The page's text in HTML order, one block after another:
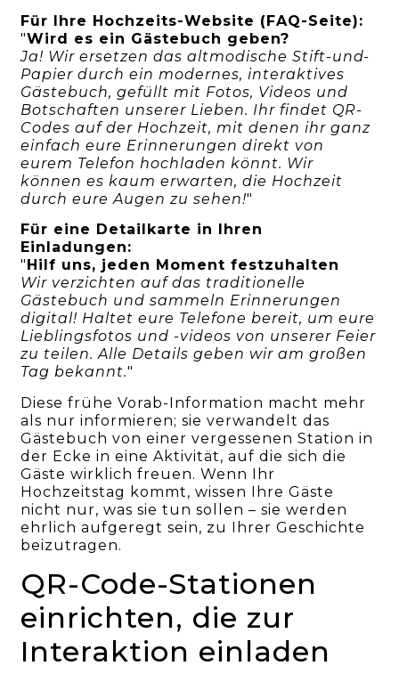
Für Ihre Hochzeits-Website (FAQ-Seite):
"Wird es ein Gästebuch geben?
Ja! Wir ersetzen das altmodische Stift-und-
Papier durch ein modernes, interaktives
Gästebuch, gefüllt mit Fotos, Videos und
Botschaften unserer Lieben. Ihr findet QR-
Codes auf der Hochzeit, mit denen ihr ganz
einfach eure Erinnerungen direkt von
eurem Telefon hochladen könnt. Wir
können es kaum erwarten, die Hochzeit
durch eure Augen zu sehen!"
Für eine Detailkarte in Ihren
Einladungen:
" Hilf uns, jeden Moment festzuhalten
Wir verzichten auf das traditionelle
Gästebuch und sammeln Erinnerungen
digital! Haltet eure Telefone bereit, um eure
Lieblingsfotos und -videos von unserer Feier
zu teilen. Alle Details geben wir am großen
Tag bekannt."
Diese frühe Vorab-Information macht mehr
als nur informieren; sie verwandelt das
Gästebuch von einer vergessenen Station in
der Ecke in eine Aktivität, auf die sich die
Gäste wirklich freuen. Wenn Ihr
Hochzeitstag kommt, wissen Ihre Gäste
nicht nur, was sie tun sollen – sie werden
ehrlich aufgeregt sein, zu Ihrer Geschichte
beizutragen.
QR-Code-Stationen
einrichten, die zur
Interaktion einladen